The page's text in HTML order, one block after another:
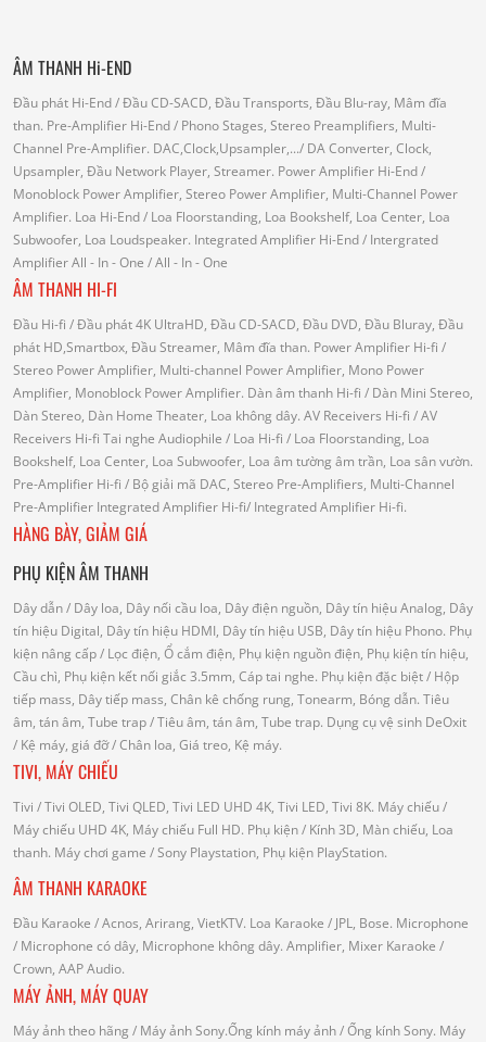
ÂM THANH Hi-END
Đầu phát Hi-End/ Đầu CD-SACD, Đầu Transports, Đầu Blu-ray, Mâm đĩa
than. Pre-Amplifier Hi-End/ Phono Stages, Stereo Preamplifiers, Multi-
Channel Pre-Amplifier. DAC,Clock,Upsampler,.../ DA Converter, Clock,
Upsampler, Đầu Network Player, Streamer. Power Amplifier Hi-End/
Monoblock Power Amplifier, Stereo Power Amplifier, Multi-Channel Power
Amplifier. Loa Hi-End/ Loa Floorstanding, Loa Bookshelf, Loa Center, Loa
Subwoofer, Loa Loudspeaker. Integrated Amplifier Hi-End/ Intergrated
AmplifierAll - In - One / All - In - One
ÂM THANH HI-FI
Đầu Hi-fi / Đầu phát 4K UltraHD, Đầu CD-SACD, Đầu DVD, Đầu Bluray, Đầu
phát HD,Smartbox, Đầu Streamer, Mâm đĩa than. Power Amplifier Hi-fi /
Stereo Power Amplifier, Multi-channel Power Amplifier, Mono Power
Amplifier, Monoblock Power Amplifier. Dàn âm thanh Hi-fi / Dàn Mini Stereo,
Dàn Stereo, Dàn Home Theater, Loa không dây. AV Receivers Hi-fi / AV
Receivers Hi-fi Tai nghe Audiophile / Loa Hi-fi / Loa Floorstanding, Loa
Bookshelf, Loa Center, Loa Subwoofer, Loa âm tường âm trần, Loa sân vườn.
Pre-Amplifier Hi-fi / Bộ giải mã DAC, Stereo Pre-Amplifiers, Multi-Channel
Pre-Amplifier Integrated Amplifier Hi-fi/ Integrated Amplifier Hi-fi.
HÀNG BÀY, GIẢM GIÁ
PHỤ KIỆN ÂM THANH
Dây dẫn/ Dây loa, Dây nối cầu loa, Dây điện nguồn, Dây tín hiệu Analog, Dây
tín hiệu Digital, Dây tín hiệu HDMI, Dây tín hiệu USB, Dây tín hiệu Phono. Phụ
kiện nâng cấp/ Lọc điện, Ổ cắm điện, Phụ kiện nguồn điện, Phụ kiện tín hiệu,
Cầu chì, Phụ kiện kết nối giắc 3.5mm, Cáp tai nghe. Phụ kiện đặc biệt/ Hộp
tiếp mass, Dây tiếp mass, Chân kê chống rung, Tonearm, Bóng dẫn. Tiêu
âm, tán âm, Tube trap/ Tiêu âm, tán âm, Tube trap. Dụng cụ vệ sinh DeOxit
/ Kệ máy, giá đỡ/ Chân loa, Giá treo, Kệ máy.
TIVI, MÁY CHIẾU
Tivi / Tivi OLED, Tivi QLED, Tivi LED UHD 4K, Tivi LED, Tivi 8K. Máy chiếu/
Máy chiếu UHD 4K, Máy chiếu Full HD. Phụ kiện/ Kính 3D, Màn chiếu, Loa
thanh. Máy chơi game / Sony Playstation, Phụ kiện PlayStation.
ÂM THANH KARAOKE
Đầu Karaoke / Acnos, Arirang, VietKTV. Loa Karaoke / JPL, Bose. Microphone
/ Microphone có dây, Microphone không dây. Amplifier, Mixer Karaoke /
Crown, AAP Audio.
MÁY ẢNH, MÁY QUAY
Máy ảnh theo hãng / Máy ảnh Sony.Ống kính máy ảnh / Ống kính Sony. Máy